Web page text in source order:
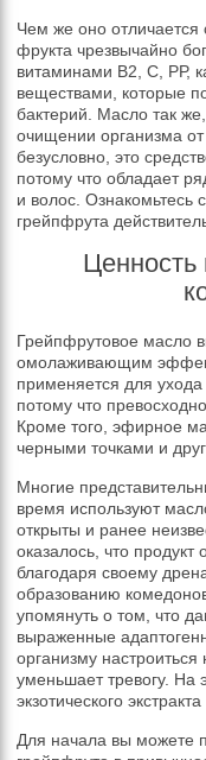
Чем же оно
фрукта чрезвычайно
витаминами В2, С, РР,
веществами, которые
бактерий. Масло так
очищении организма
безусловно, это
потому что обладает
и волос. Ознакомьтесь
грейпфрута
Ценность
Грейпфрутовое масло
омолаживающим
применяется для ухода
потому что
Кроме того, эфирное
черными точками и
Многие
время используют
открыты и ранее
оказалось, что
благодаря своему
образованию
упомянуть о том, что
выраженные
организму
уменьшает тревогу.
экзотического
Для начала вы можете